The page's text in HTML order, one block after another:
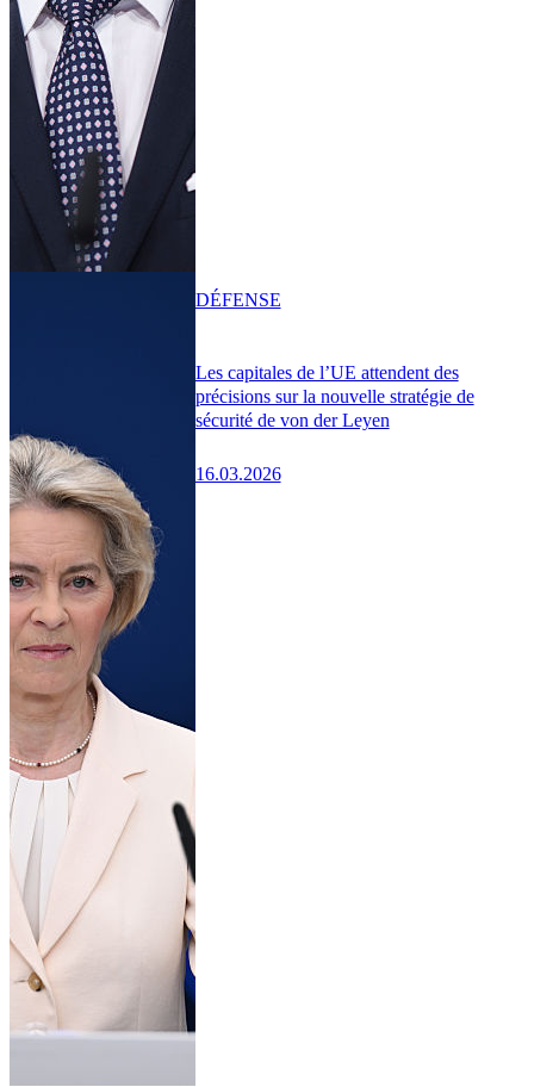
Les capitales de l’UE attendent des
précisions sur la nouvelle stratégie de
sécurité de von der Leyen
16.03.2026
DÉFENSE